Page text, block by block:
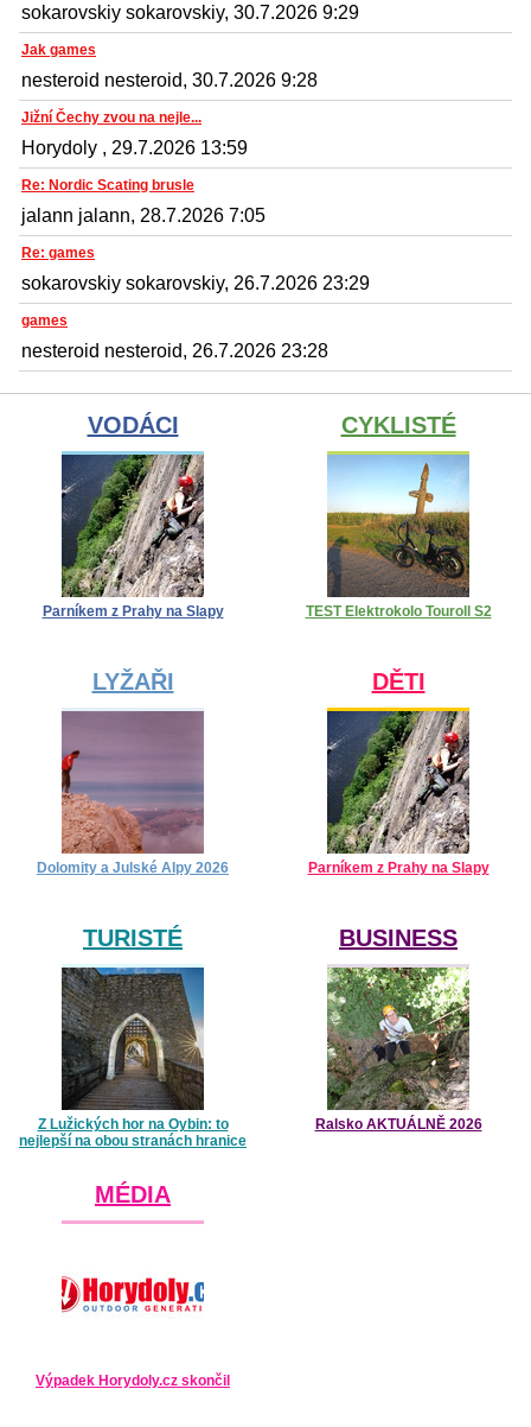
sokarovskiy sokarovskiy, 30.7.2026 9:29
Jak games
nesteroid nesteroid, 30.7.2026 9:28
Jižní Čechy zvou na nejle...
Horydoly , 29.7.2026 13:59
Re: Nordic Scating brusle
jalann jalann, 28.7.2026 7:05
Re: games
sokarovskiy sokarovskiy, 26.7.2026 23:29
games
nesteroid nesteroid, 26.7.2026 23:28
VODÁCI
Parníkem z Prahy na Slapy
CYKLISTÉ
TEST Elektrokolo Touroll S2
LYŽAŘI
Dolomity a Julské Alpy 2026
DĚTI
Parníkem z Prahy na Slapy
TURISTÉ
Z Lužických hor na Oybin: to
nejlepší na obou stranách hranice
BUSINESS
Ralsko AKTUÁLNĚ 2026
MÉDIA
Výpadek Horydoly.cz skončil